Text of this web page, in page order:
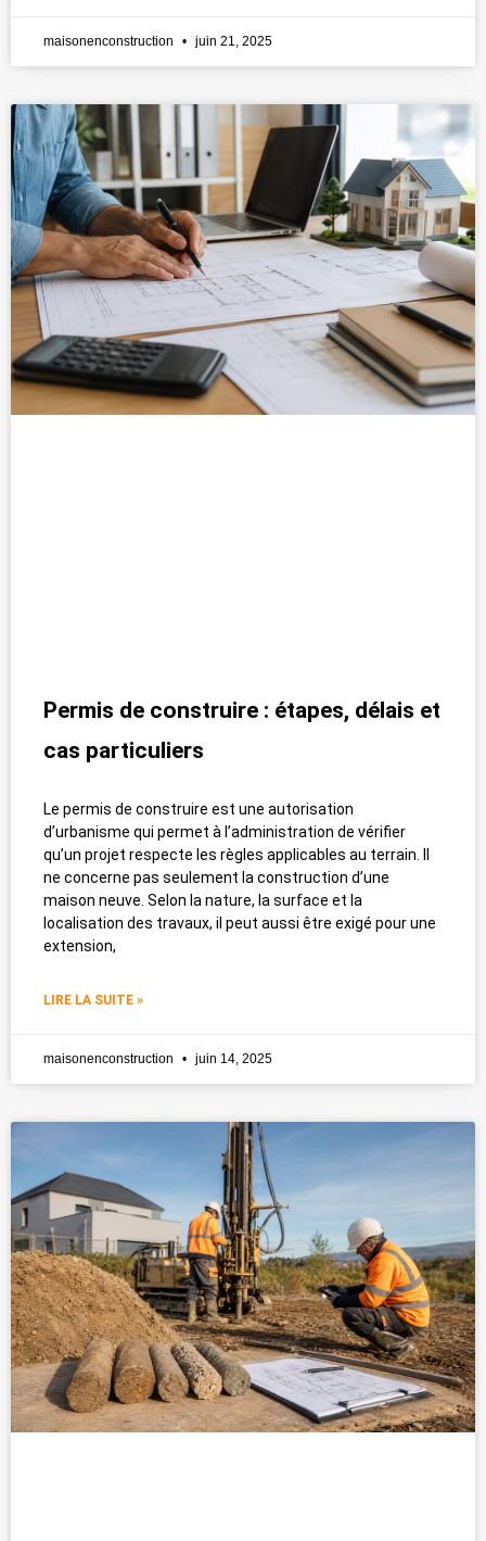
maisonenconstruction juin 21, 2025
Permis de construire : étapes, délais et
cas particuliers
Le permis de construire est une autorisation
d’urbanisme qui permet à l’administration de vérifier
qu’un projet respecte les règles applicables au terrain. Il
ne concerne pas seulement la construction d’une
maison neuve. Selon la nature, la surface et la
localisation des travaux, il peut aussi être exigé pour une
extension,
LIRE LA SUITE »
maisonenconstruction juin 14, 2025